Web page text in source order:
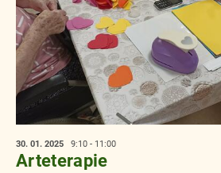
30. 01. 2025 9:10 - 11:00
Arteterapie